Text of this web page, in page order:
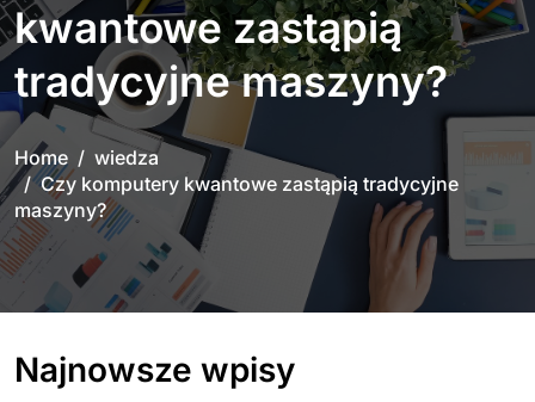
kwantowe zastąpią
tradycyjne maszyny?
Home
wiedza
Czy komputery kwantowe zastąpią tradycyjne
maszyny?
Najnowsze wpisy